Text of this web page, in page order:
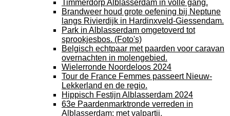
Timmerdorp Alblasserdam in volle gang.
Brandweer houd grote oefening bij Neptune
langs Rivierdijk in Hardinxveld-Giessendam.
Park in Alblasserdam omgetoverd tot
sprookjesbos. (Foto's)
Belgisch echtpaar met paarden voor caravan
overnachten in molengebied.
Wielerronde Noordeloos 2024
Tour de France Femmes passeert Nieuw-
Lekkerland en de regio.
Hippisch Festijn Alblasserdam 2024
63e Paardenmarktronde verreden in
Alblasserdam; met valpartij.